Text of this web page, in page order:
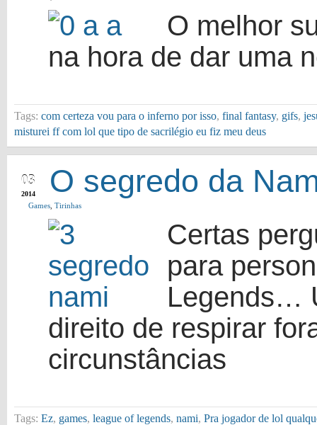
O melhor
na hora de dar uma
Tags: com certeza vou para o inferno por isso, final fantasy, gifs,
misturei ff com lol que tipo de sacrilégio eu fiz meu deus
03
2014 O segredo da
Games Tirinhas
Certas
para
Legends…
direito de respirar
circunstâncias
Tags: Ez, games, league of legends, nami, Pra jogador de lol